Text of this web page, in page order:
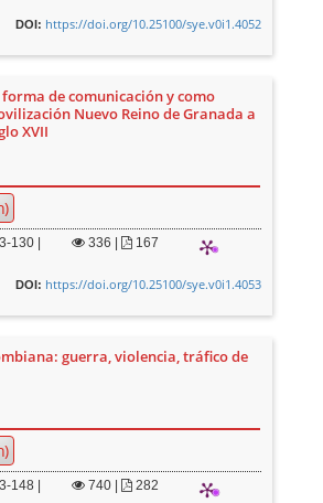
DOI: https://doi.org/10.25100/sye.v0i1.4052
forma de comunicación y como
Nuevo Reino de Granada a
XVII
130 | 336 167
DOI: https://doi.org/10.25100/sye.v0i1.4053
guerra, violencia, tráfico de
148 | 740 282